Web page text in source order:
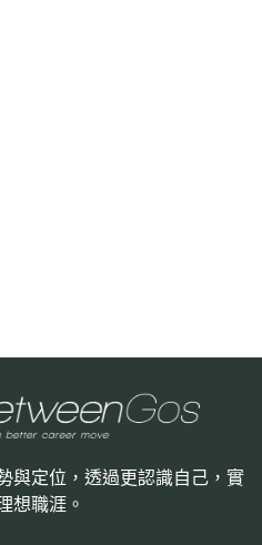
與定位，透過更認識自己，實
想職涯。